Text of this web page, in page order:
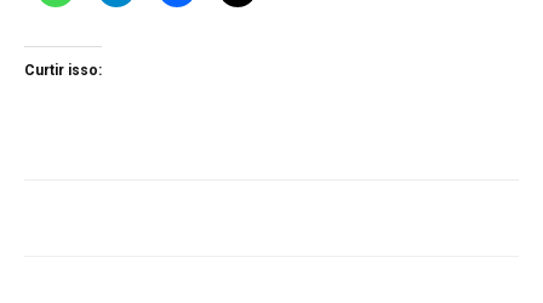
Curtir isso: